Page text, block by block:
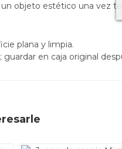
objeto estético una vez
plana y limpia.
guardar en caja original